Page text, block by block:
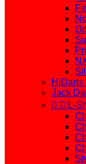
HiDarts
Jack
  L-